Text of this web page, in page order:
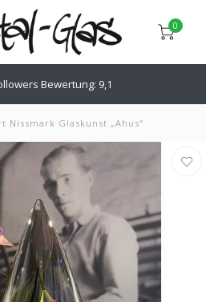
0
0345-637599
Nissmark Glaskunst „Ahus“